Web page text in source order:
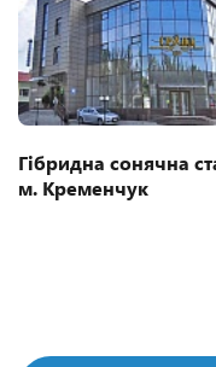
Гібридна сонячна
м. Кременчук